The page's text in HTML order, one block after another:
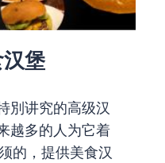
堡
別讲究的高级汉
越多的人为它着
的，提供美食汉